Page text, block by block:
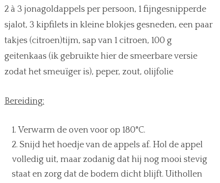
2 à 3 jonagoldappels per persoon, 1 fijngesnipperde
sjalot, 3 kipfilets in kleine blokjes gesneden, een paar
takjes (citroen)tijm, sap van 1 citroen, 100 g
geitenkaas (ik gebruikte hier de smeerbare versie
zodat het smeuïger is), peper, zout, olijfolie
Bereiding:
Verwarm de oven voor op 180°C.
Snijd het hoedje van de appels af. Hol de appel
volledig uit, maar zodanig dat hij nog mooi stevig
staat en zorg dat de bodem dicht blijft. Uithollen